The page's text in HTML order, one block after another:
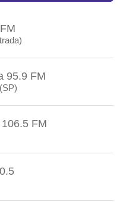
95.9 FM
FM